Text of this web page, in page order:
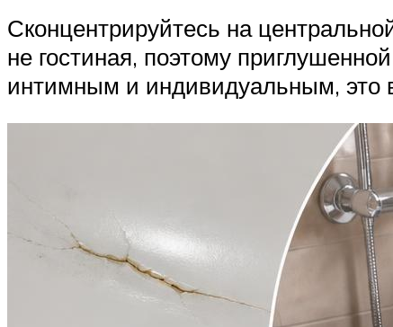
Сконцентрируйтесь на
не гостиная, поэтому
интимным и индивидуальным, это